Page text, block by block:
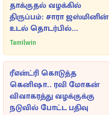
தாக்குதல் வழக்கில்
திருப்பம்: சாரா ஜஸ்மினின்
உடல் தொடர்பில்
நீதிமன்றத்தில் வெளியான
Tamilwin
ரீஎன்ட்ரி கொடுத்த
கெனிஷா.. ரவி மோகன்
விவாகரத்து வழக்குக்கு
நடுவில் போட்ட பதிவு